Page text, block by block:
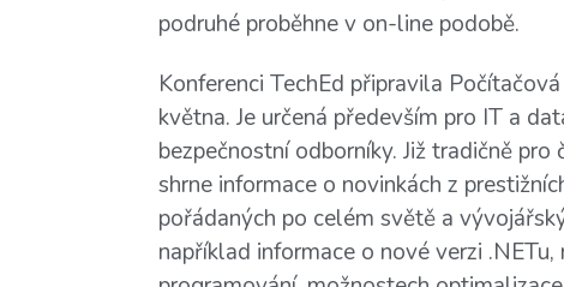
podruhé proběhne v on-line podobě.
Konferenci TechEd připravila
května. Je určená především pro IT a
bezpečnostní odborníky. Již tradičně
shrne informace o novinkách z
pořádaných po celém světě a
například informace o nové verzi